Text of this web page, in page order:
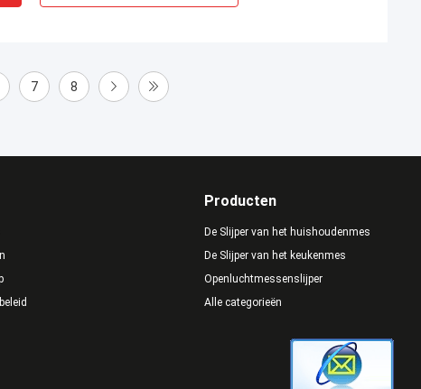
7 8
Producten
De Slijper van het huishoudenmes
De Slijper van het keukenmes
Openluchtmessenslijper
Alle categorieën